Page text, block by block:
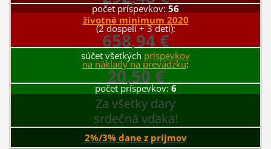
počet príspevkov:56
životné minimum 2020
(2 dospelí + 3 deti):
658,94 €
súčet všetkých príspevkov
na náklady na prevádzku:
20,50 €
počet príspevkov:6
Za všetky dary
srdečná vďaka!
2%/3% dane z príjmov